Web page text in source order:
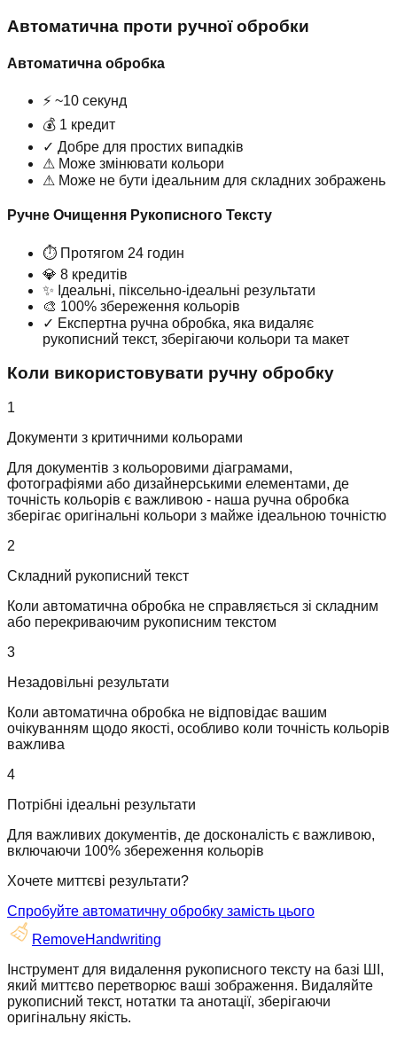
Автоматична проти ручної обробки
Автоматична обробка
⚡ ~10 секунд
💰 1 кредит
✓ Добре для простих випадків
⚠ Може змінювати кольори
⚠ Може не бути ідеальним для складних зображень
Ручне Очищення Рукописного Тексту
⏱ Протягом 24 годин
💎 8 кредитів
✨ Ідеальні, піксельно-ідеальні результати
🎨 100% збереження кольорів
✓ Експертна ручна обробка, яка видаляє
рукописний текст, зберігаючи кольори та макет
Коли використовувати ручну обробку
1
Документи з критичними кольорами
Для документів з кольоровими діаграмами,
фотографіями або дизайнерськими елементами, де
точність кольорів є важливою - наша ручна обробка
зберігає оригінальні кольори з майже ідеальною точністю
2
Складний рукописний текст
Коли автоматична обробка не справляється зі складним
або перекриваючим рукописним текстом
3
Незадовільні результати
Коли автоматична обробка не відповідає вашим
очікуванням щодо якості, особливо коли точність кольорів
важлива
4
Потрібні ідеальні результати
Для важливих документів, де досконалість є важливою,
включаючи 100% збереження кольорів
Хочете миттєві результати?
Спробуйте автоматичну обробку замість цього
RemoveHandwriting
Інструмент для видалення рукописного тексту на базі ШІ,
який миттєво перетворює ваші зображення. Видаляйте
рукописний текст, нотатки та анотації, зберігаючи
оригінальну якість.